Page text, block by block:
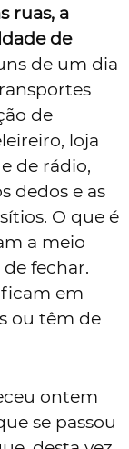
ruas, a
de
de um dia
de
loja
de rádio,
dedos e as
O que é
a meio
fechar.
ficam em
ou têm de
ontem
se passou